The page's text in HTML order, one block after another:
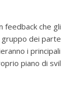
feedback che
dei
i
piano di